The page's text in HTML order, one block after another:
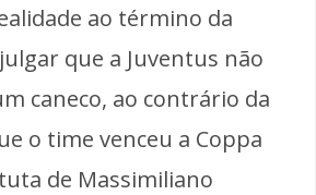
ao término da
que a Juventus não
caneco, ao contrário da
o time venceu a Coppa
de Massimiliano